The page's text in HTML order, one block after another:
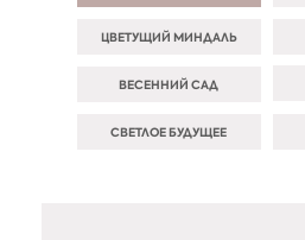
ЦВЕТУЩИЙ МИНДАЛЬ
ВЕСЕННИЙ САД
СВЕТЛОЕ БУДУЩЕЕ